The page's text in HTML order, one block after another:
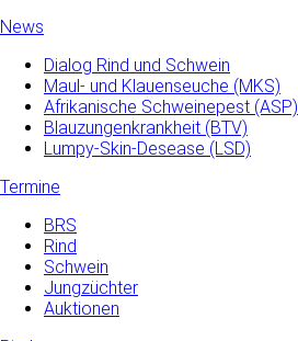
News
Dialog Rind und Schwein
Maul- und­ Klauenseuche­ (MKS)
Afrikanische Schweinepest (ASP)
Blauzungenkrankheit (BTV)
Lumpy-Skin-Desease (LSD)
Termine
BRS
Rind
Schwein
Jungzüchter
Auktionen